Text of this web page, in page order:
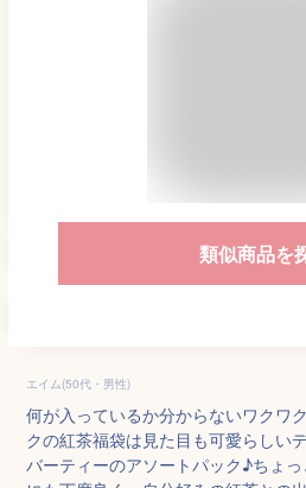
類似商品を
エイム(50代・男性)
何が入っているか分からないワクワ
クの紅茶福袋は見た目も可愛らしい
バーティーのアソートパック♪ちょ